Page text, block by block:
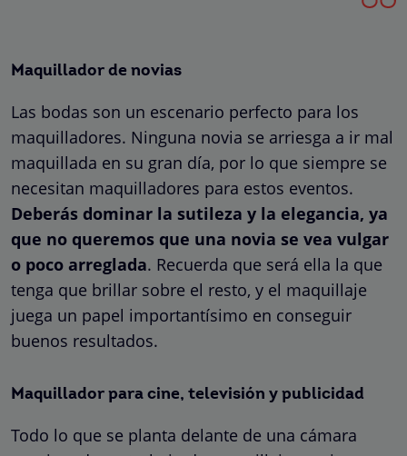
Maquillador de novias
Las bodas son un escenario perfecto para los
maquilladores. Ninguna novia se arriesga a ir mal
maquillada en su gran día, por lo que siempre se
necesitan maquilladores para estos eventos.
Deberás dominar la sutileza y la elegancia, ya
que no queremos que una novia se vea vulgar
o poco arreglada. Recuerda que será ella la que
tenga que brillar sobre el resto, y el maquillaje
juega un papel importantísimo en conseguir
buenos resultados.
Maquillador para cine, televisión y publicidad
Todo lo que se planta delante de una cámara